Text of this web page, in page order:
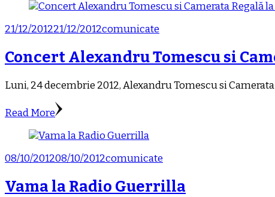
21/12/201221/12/2012comunicate
Concert Alexandru Tomescu si
Luni, 24 decembrie 2012, Alexandru Tomescu si
Read More
08/10/201208/10/2012comunicate
Vama la Radio Guerrilla